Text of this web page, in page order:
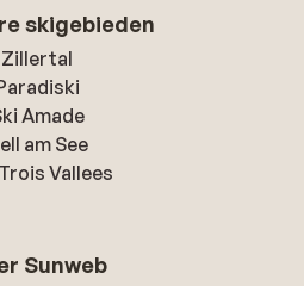
skigebieden
Zillertal
Amade
am See
Vallees
Sunweb